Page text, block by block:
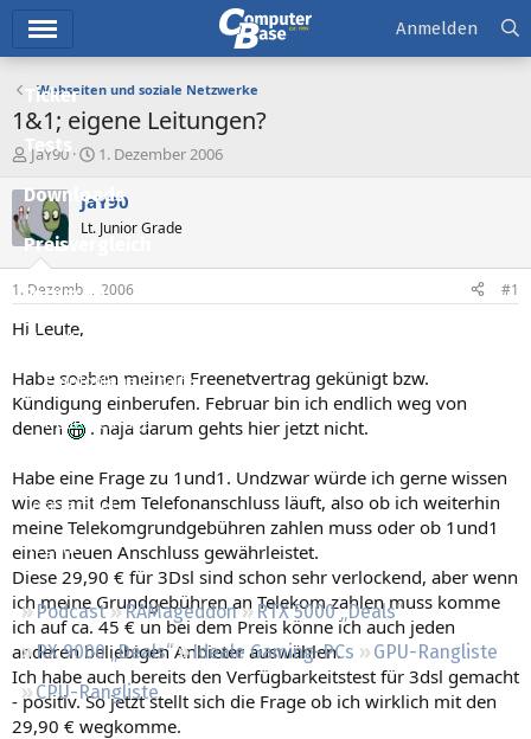
Ticker
Tests
Downloads
Preisvergleich
Forum
Aktuelles
Empfohlene Inhalte
Neue Beiträge
Leserartikel
Regeln
Podcast RAMageddon
RTX 5000 „Deals“
RX 9000 „Deals“
Ideale Gaming-PCs
GPU-Rangliste
CPU-Rangliste
Anmelden
Webseiten und soziale Netzwerke
1&1; eigene Leitungen?
E
s
t
e
l
e
JaY90
E
s
e
t
1. Dezember 2006
JaY90
Lt. Junior Grade
1. Dezember 2006 #1
Hi Leute,
Habe soeben meinen Freenetvertrag gekünigt bzw.
Kündigung einberufen. Februar bin ich endlich weg von
denen
. naja darum gehts hier jetzt nicht.
Habe eine Frage zu 1und1. Undzwar würde ich gerne wissen
wie es mit dem Telefonanschluss läuft, also ob ich weiterhin
meine Telekomgrundgebühren zahlen muss oder ob 1und1
einen neuen Anschluss gewährleistet.
Diese 29,90 € für 3Dsl sind schon sehr verlockend, aber wenn
ich meine Grundgebühren an Telekom zahlen muss komme
ich auf ca. 45 € un bei dem Preis könne ich auch jeden
anderen beliebigen Anbieter auswählen.
Ich habe auch bereits den Verfügbarkeitstest für 3dsl gemacht
- positiv. So jetzt stellt sich die Frage ob ich wirklich mit den
29,90 € wegkomme.